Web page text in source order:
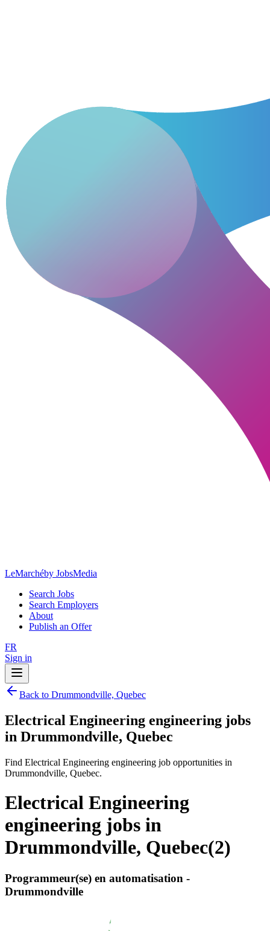
LeMarchéby JobsMedia
Search Jobs
Search Employers
About
Publish an Offer
FR
Sign in
Back to Drummondville, Quebec
Electrical Engineering engineering jobs
in Drummondville, Quebec
Find Electrical Engineering engineering job opportunities in
Drummondville, Quebec.
Electrical Engineering
engineering jobs in
Drummondville, Quebec(2)
Programmeur(se) en automatisation -
Drummondville